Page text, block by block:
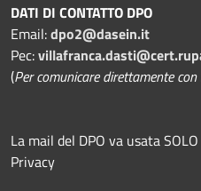
DATI DI CONTATTO DPO
Email:dpo2@dasein.it
Pec:
(Per comunicare direttamente
La mail del DPO va usata
Privacy